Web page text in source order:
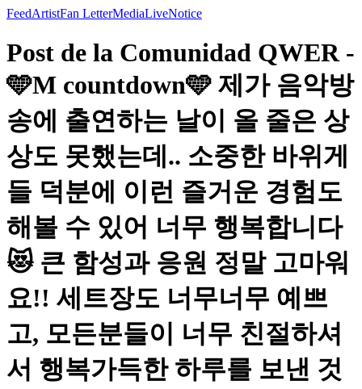
FeedArtistFan LetterMediaLiveNotice
Post de la Comunidad QWER -
🩵M countdown🩵 제가 음악방
송에 출연하는 날이 올 줄은 상
상도 못했는데.. 소중한 바위게
들 덕분에 이런 즐거운 경험도
해볼 수 있어 너무 행복합니다
😻 큰 함성과 응원 정말 고마워
요!! 세트장도 너무너무 예쁘
고, 모든분들이 너무 친절하셔
서 행복가득한 하루를 보낸 것